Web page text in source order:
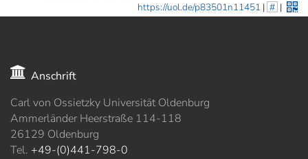
https://uol.de/p83501n11451 | # |
Anschrift
Carl von Ossietzky Universität Oldenburg
Ammerländer Heerstraße 114-118
26129 Oldenburg
Tel. +49-(0)441-798-0